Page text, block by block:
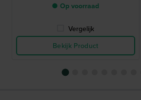
● Op voorraad
Vergelijk
Bekijk Product